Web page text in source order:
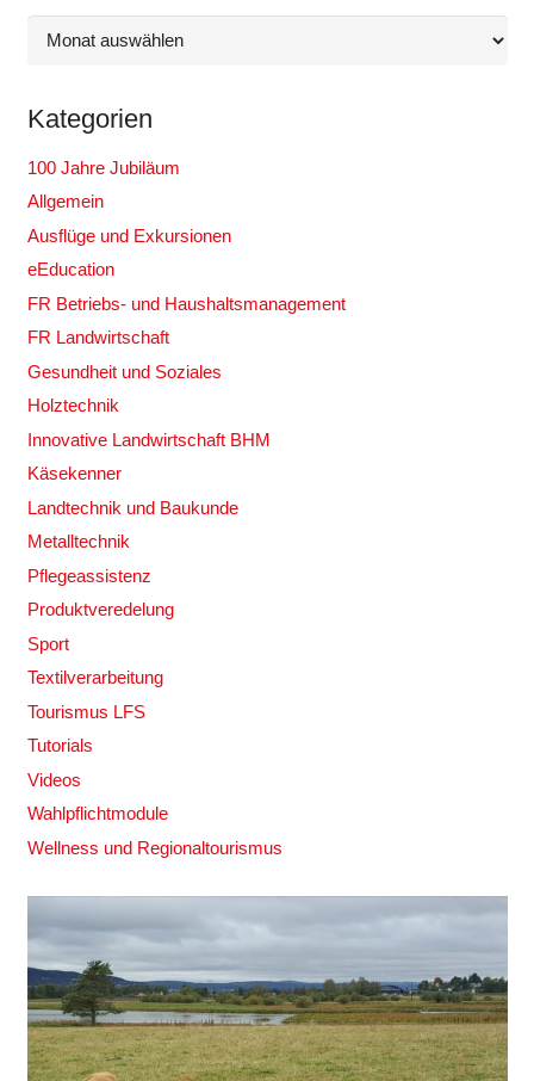
Archiv
Kategorien
100 Jahre Jubiläum
Allgemein
Ausflüge und Exkursionen
eEducation
FR Betriebs- und Haushaltsmanagement
FR Landwirtschaft
Gesundheit und Soziales
Holztechnik
Innovative Landwirtschaft BHM
Käsekenner
Landtechnik und Baukunde
Metalltechnik
Pflegeassistenz
Produktveredelung
Sport
Textilverarbeitung
Tourismus LFS
Tutorials
Videos
Wahlpflichtmodule
Wellness und Regionaltourismus